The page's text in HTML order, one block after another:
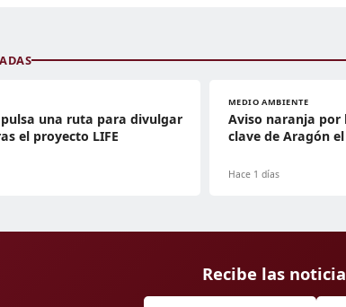
una ruta para divulgar
el proyecto LIFE
MEDIO AMBIENTE
Aviso naranja por
clave de Aragón
Hace 1 días
Recibe las